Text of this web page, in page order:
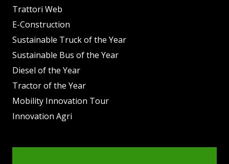
Trattori Web
E-Construction
Sustainable Truck of the Year
Sustainable Bus of the Year
Diesel of the Year
Tractor of the Year
Mobility Innovation Tour
Innovation Agri